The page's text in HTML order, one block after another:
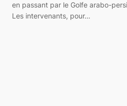
en passant par le Golfe arabo-
Les intervenants, pour…